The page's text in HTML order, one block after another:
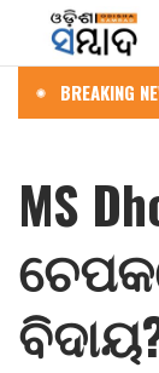
BREAKING
MS